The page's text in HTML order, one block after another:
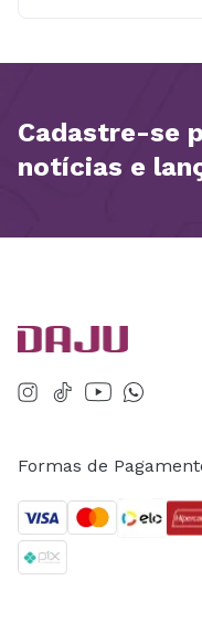
Cadastre-se
notícias e
Formas de